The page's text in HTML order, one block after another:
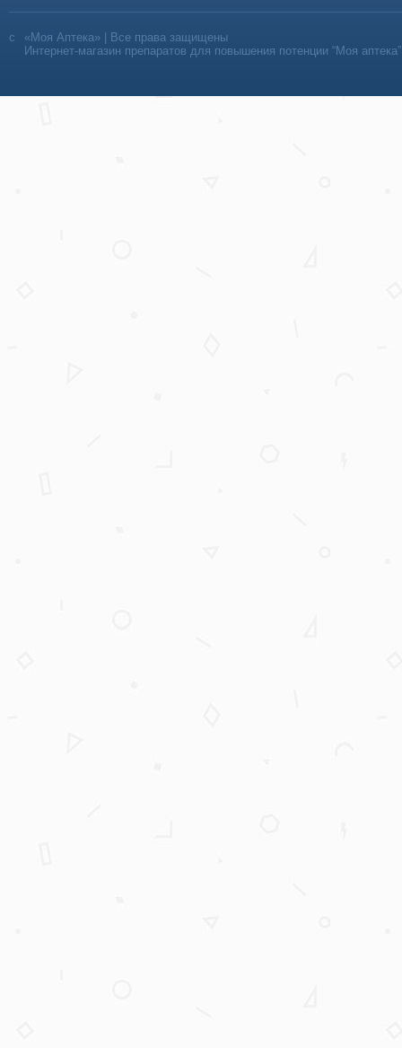
«Моя Аптека» | Все права защищены
Интернет-магазин препаратов для повышения потенции “Моя